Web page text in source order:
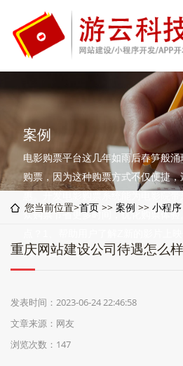
案例
电影购票平台这几年如雨后春笋般
购票，因为这种购票方式不仅便捷
众购票节省更多时间，优化购票体验
的即将上映影片
您当前位置>首页 >> 案例 >> 小程序
发表时间：2023-06-24 22:46:58
文章来源：网友
浏览次数：147